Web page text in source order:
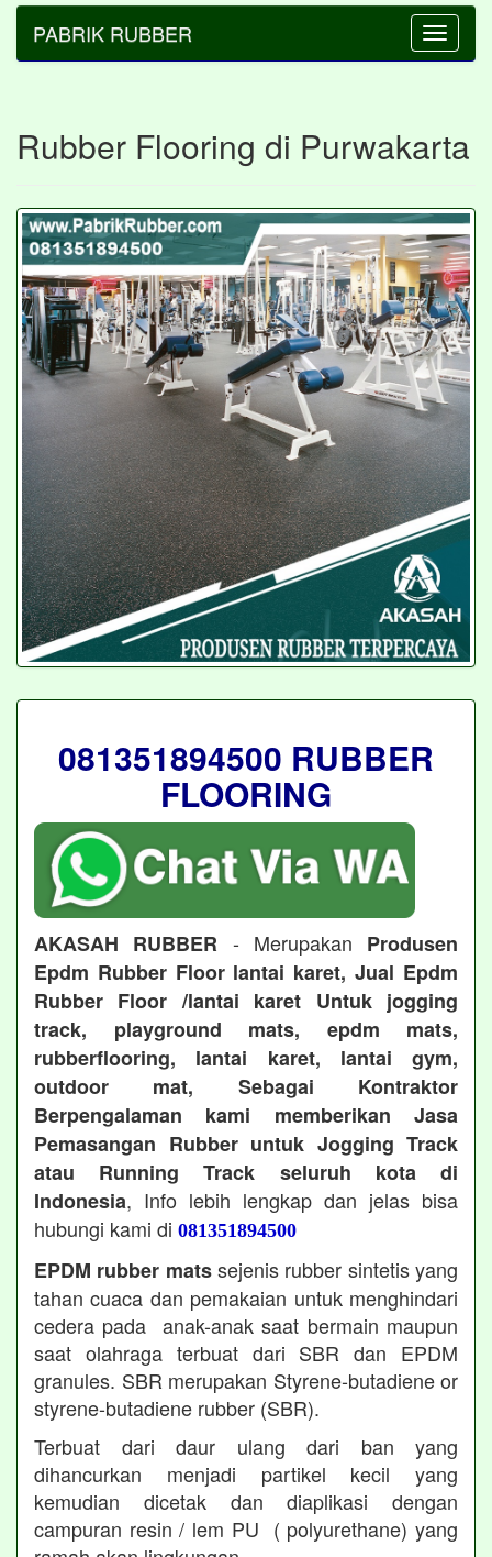
Toggle
PABRIK RUBBER
Rubber Flooring di Purwakarta
081351894500 RUBBER
FLOORING
AKASAH RUBBER - Merupakan Produsen
Epdm Rubber Floor lantai karet, Jual Epdm
Rubber Floor /lantai karet Untuk jogging
track, playground mats, epdm mats,
rubberflooring, lantai karet, lantai gym,
outdoor mat, Sebagai Kontraktor
Berpengalaman kami memberikan Jasa
Pemasangan Rubber untuk Jogging Track
atau Running Track seluruh kota di
Indonesia, Info lebih lengkap dan jelas bisa
hubungi kami di 081351894500
EPDM rubber matssejenis rubber sintetis yang
tahan cuaca dan pemakaian untuk menghindari
cedera pada anak-anak saat bermain maupun
saat olahraga terbuat dari SBR dan EPDM
granules. SBR merupakan Styrene-butadiene or
styrene-butadiene rubber (SBR).
Terbuat dari daur ulang dari ban yang
dihancurkan menjadi partikel kecil yang
kemudian dicetak dan diaplikasi dengan
campuran resin / lem PU ( polyurethane) yang